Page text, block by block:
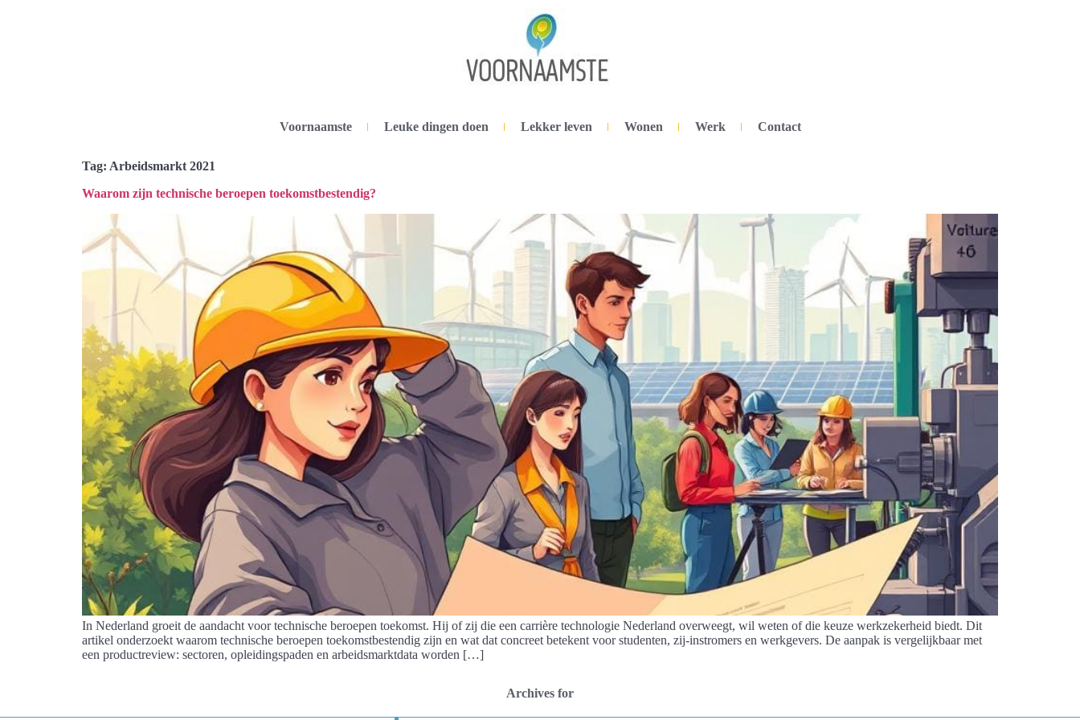
Voornaamste Leuke dingen doen Lekker leven Wonen Werk Contact
Tag: Arbeidsmarkt 2021
Waarom zijn technische beroepen toekomstbestendig?
In Nederland groeit de aandacht voor technische beroepen toekomst. Hij of zij die een carrière technologie Nederland overweegt, wil weten of die keuze werkzekerheid biedt. Dit
artikel onderzoekt waarom technische beroepen toekomstbestendig zijn en wat dat concreet betekent voor studenten, zij-instromers en werkgevers. De aanpak is vergelijkbaar met
een productreview: sectoren, opleidingspaden en arbeidsmarktdata worden […]
Archives for